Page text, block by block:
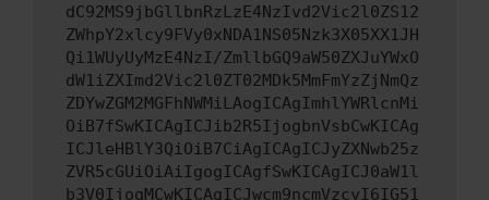
dC92MS9jbGllbnRzLzE4NzIvd2Vic2l0ZS12
ZWhpY2xlcy9FVy0xNDA1NS05Nzk3X05XX1JH
Qi1WUyUyMzE4NzI/ZmllbGQ9aW50ZXJuYWxO
dW1iZXImd2Vic2l0ZT02MDk5MmFmYzZjNmQz
ZDYwZGM2MGFhNWMiLAogICAgImhlYWRlcnMi
OiB7fSwKICAgICJib2R5IjogbnVsbCwKICAg
ICJleHBlY3QiOiB7CiAgICAgICJyZXNwb25z
ZVR5cGUiOiAiIgogICAgfSwKICAgICJ0aW1l
b3V0IjogMCwKICAgICJwcm9ncmVzcyI6IG51